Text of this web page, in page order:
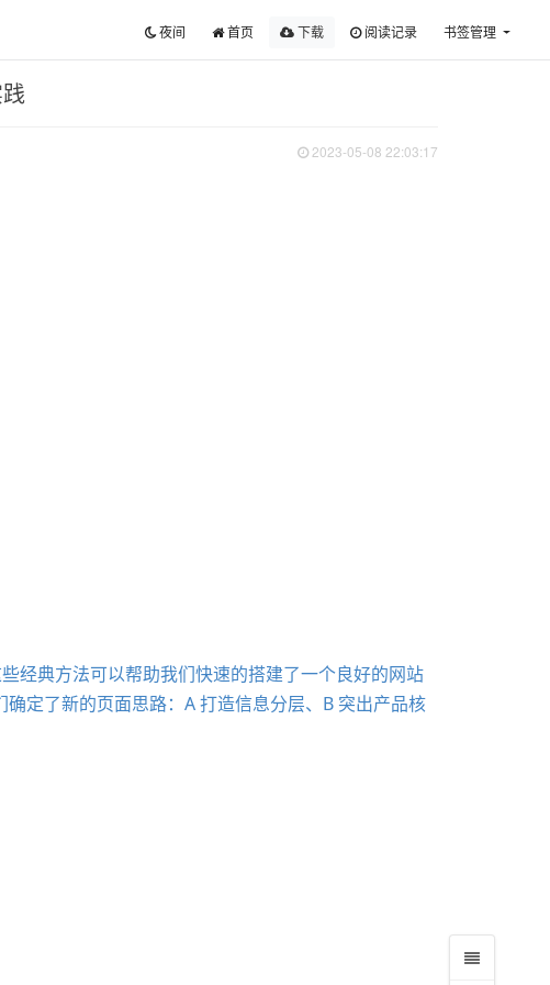
夜间 首页 下载 阅读记录 书签管理
2023-05-08 22:03:17
经典方法可以帮助我们快速的搭建了一个良好的网站
定了新的页面思路：A 打造信息分层、B 突出产品核